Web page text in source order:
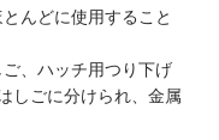
んどに使用すること
、ハッチ用つり下げ
しごに分けられ、金属